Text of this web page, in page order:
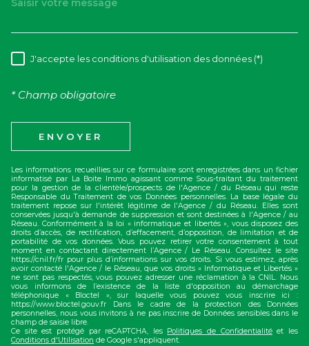
RÈGLEMENTATION
J'accepte les conditions d'utilisation des données (*)
* Champ obligatoire
ENVOYER
Les informations recueillies sur ce formulaire sont enregistrées dans un fichier
informatisé par La Boite Immo agissant comme Sous-traitant du traitement
pour la gestion de la clientèle/prospects de l'Agence / du Réseau qui reste
Responsable du Traitement de vos Données personnelles. La base légale du
traitement repose sur l'intérêt légitime de l'Agence / du Réseau. Elles sont
conservées jusqu'à demande de suppression et sont destinées à l'Agence / au
Réseau. Conformément à la loi « informatique et libertés », vous disposez des
droits d’accès, de rectification, d’effacement, d’opposition, de limitation et de
portabilité de vos données. Vous pouvez retirer votre consentement à tout
moment en contactant directement l’Agence / Le Réseau. Consultez le site
https://cnil.fr/fr pour plus d’informations sur vos droits. Si vous estimez, après
avoir contacté l'Agence / le Réseau, que vos droits « Informatique et Libertés »
ne sont pas respectés, vous pouvez adresser une réclamation à la CNIL. Nous
vous informons de l’existence de la liste d'opposition au démarchage
téléphonique « Bloctel », sur laquelle vous pouvez vous inscrire ici :
https://www.bloctel.gouv.fr Dans le cadre de la protection des Données
personnelles, nous vous invitons à ne pas inscrire de Données sensibles dans le
champ de saisie libre.
Ce site est protégé par reCAPTCHA, les Politiques de Confidentialitéet les
Conditions d'Utilisation de Google s'appliquent.